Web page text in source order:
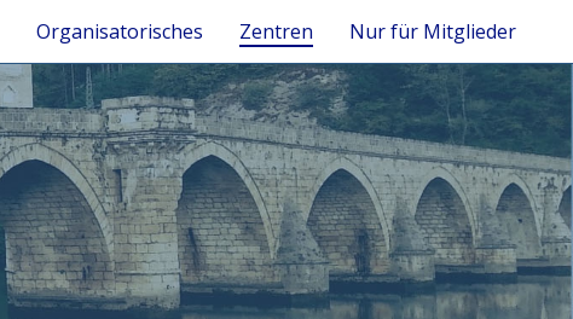
Organisatorisches Zentren Nur für Mitglieder